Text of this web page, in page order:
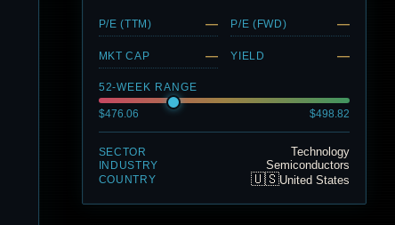
P/E (TTM) — P/E (FWD) —
MKT CAP — YIELD —
52-WEEK RANGE
$476.06 $498.82
SECTOR Technology
INDUSTRY Semiconductors
COUNTRY 🇺🇸United States